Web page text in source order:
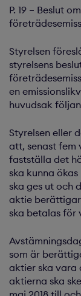
P. 19 – Beslut
Styrelsen
styrelsens
en
huvudsak
Styrelsen eller
att, senast fem
fastställa det
ska kunna
ska ges ut och
aktie
ska betalas för
som är
aktier ska vara
aktierna ska